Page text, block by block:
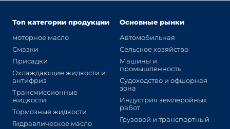
Топ категории продукции
моторное масло
Смазки
Присадки
Охлаждающие жидкости и
антифриз
Трансмиссионные
жидкости
Тормозные жидкости
Гидравлическое масло
Основные рынки
Автомобильная
Сельское хозяйство
Машины и
промышленность
Судоходство и офшорная
зона
Индустрия землеройных
работ
Грузовой и транспортный